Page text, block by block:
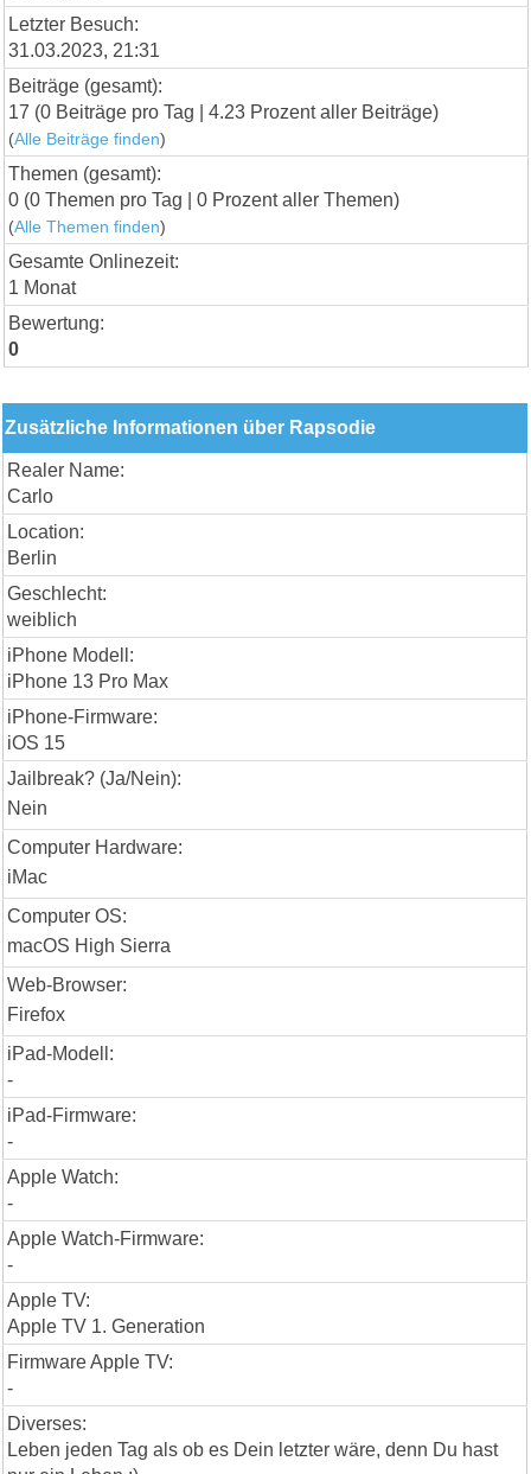
Letzter Besuch:
31.03.2023, 21:31
Beiträge (gesamt):
17 (0 Beiträge pro Tag | 4.23 Prozent aller Beiträge)
(Alle Beiträge finden)
Themen (gesamt):
0 (0 Themen pro Tag | 0 Prozent aller Themen)
(Alle Themen finden)
Gesamte Onlinezeit:
1 Monat
Bewertung:
0
Zusätzliche Informationen über Rapsodie
Realer Name:
Carlo
Location:
Berlin
Geschlecht:
weiblich
iPhone Modell:
iPhone 13 Pro Max
iPhone-Firmware:
iOS 15
Jailbreak? (Ja/Nein):
Nein
Computer Hardware:
iMac
Computer OS:
macOS High Sierra
Web-Browser:
Firefox
iPad-Modell:
-
iPad-Firmware:
-
Apple Watch:
-
Apple Watch-Firmware:
-
Apple TV:
Apple TV 1. Generation
Firmware Apple TV:
-
Diverses:
Leben jeden Tag als ob es Dein letzter wäre, denn Du hast